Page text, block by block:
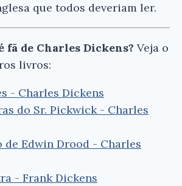
que todos deveriam ler.
fã de Charles Dickens? Veja o
livros:
- Charles Dickens
do Sr. Pickwick - Charles
de Edwin Drood - Charles
- Frank Dickens